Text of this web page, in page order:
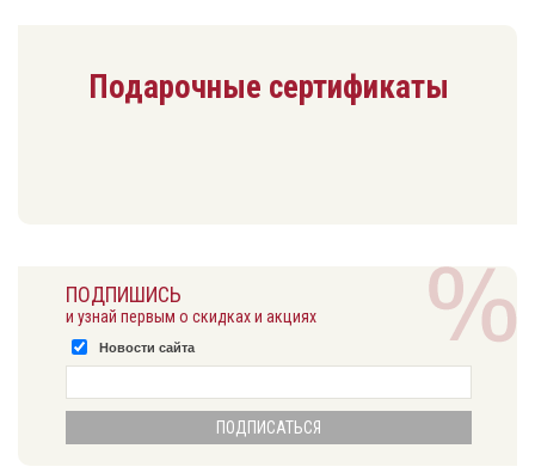
Подарочные сертификаты
ПОДПИШИСЬ
и узнай первым о скидках и акциях
Новости сайта